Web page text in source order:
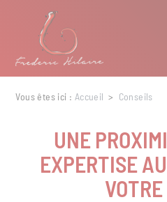
Vous êtes ici : Accueil > Conseils
UNE
EXPERTISE